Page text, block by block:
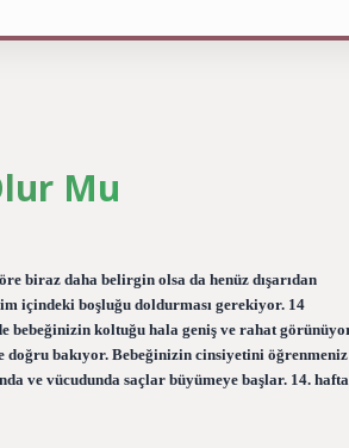
Mu
biraz daha belirgin olsa da henüz dışarıdan
içindeki boşluğu doldurması gerekiyor. 14
bebeğinizin koltuğu hala geniş ve rahat
bakıyor. Bebeğinizin cinsiyetini öğrenmeniz
ve vücudunda saçlar büyümeye başlar. 14. hafta